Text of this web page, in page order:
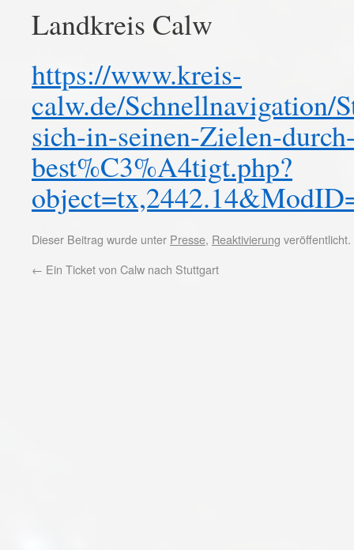
Landkreis Calw
https://www.kreis-
calw.de/Schnellnavigation/
sich-in-seinen-Zielen-
best%C3%A4tigt.php?
Dieser Beitrag wurde unter Presse, Reaktivierung
← Ein Ticket von Calw nach Stuttgart